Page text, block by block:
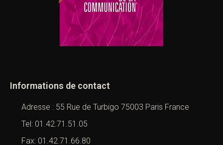
Informations de contact
Adresse : 55 Rue de Turbigo 75003 Paris France
Tel: 01.42.71.51.05
Fax: 01.42.71.66.80